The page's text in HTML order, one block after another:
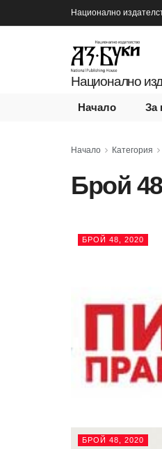
Национално
Национално
Начало За
Начало Категория
Брой
БРОЙ 48, 2020
БРОЙ 48, 2020